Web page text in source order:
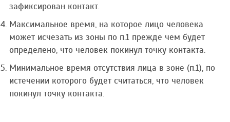
зафиксирован контакт.
Максимальное время, на которое лицо человека
может исчезать из зоны по п.1 прежде чем будет
определено, что человек покинул точку контакта.
Минимальное время отсутствия лица в зоне (п.1), по
истечении которого будет считаться, что человек
покинул точку контакта.